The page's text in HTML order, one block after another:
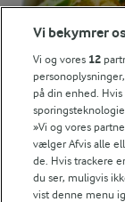
25 MIN
Citronpasta
(18)
Vi bekymrer
Vi og vores 12
på din enhed.
»Vi og vores
vælger Afvis alle
de. Hvis trackere
du ser, muligvis
vist denne menu